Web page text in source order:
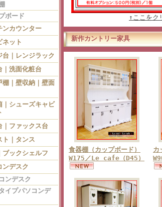
ボード
ンカウンター
ネット
台｜レンジラック
｜洗面化粧台
棚｜壁収納｜壁面
｜シューズキャビ
｜ファックス台
ト｜タンス
ブックシェルフ
ンデスク
ンデスク
イプパソコンデ
↑ここをク
新作カントリー家具
食器棚（カップボード）
W175／Le cafe（D45）
カ